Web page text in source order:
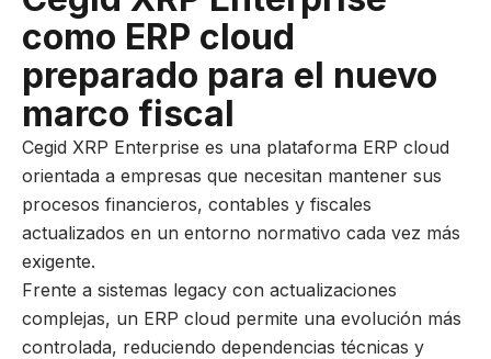
como ERP cloud
preparado para el nuevo
marco fiscal
Cegid XRP Enterprise es una plataforma ERP cloud
orientada a empresas que necesitan mantener sus
procesos financieros, contables y fiscales
actualizados en un entorno normativo cada vez más
exigente.
Frente a sistemas legacy con actualizaciones
complejas, un ERP cloud permite una evolución más
controlada, reduciendo dependencias técnicas y